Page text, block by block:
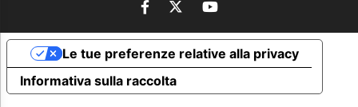
Informativa sulla raccolta
Le tue preferenze relative alla privacy